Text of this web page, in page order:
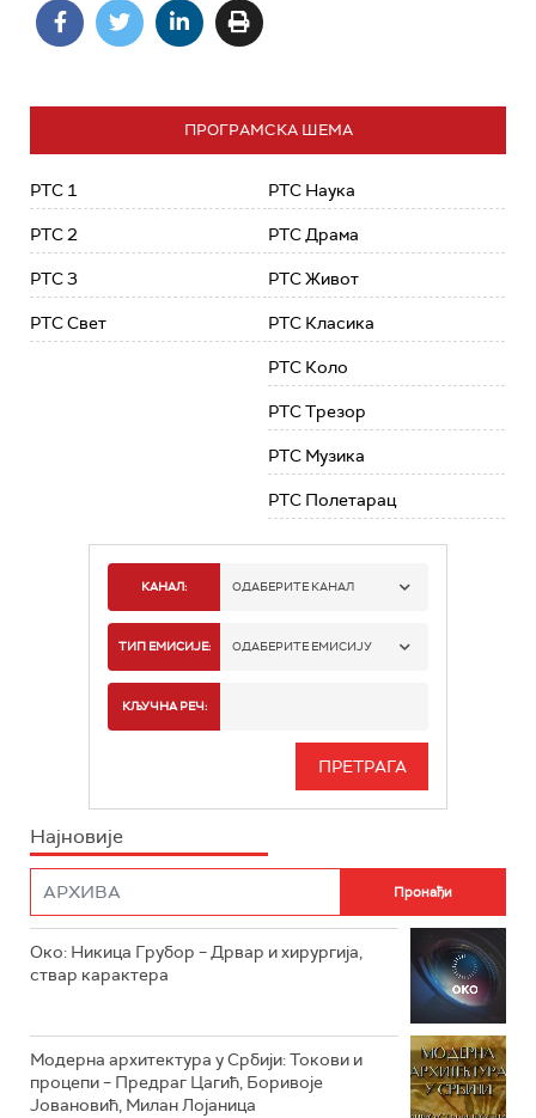
ПРОГРАМСКА ШЕМА
РТС 1
РТС 2
РТС 3
РТС Свет
РТС Наука
РТС Драма
РТС Живот
РТС Класика
РТС Коло
РТС Трезор
РТС Музика
РТС Полетарац
КАНАЛ: ОДАБЕРИТЕ КАНАЛ
РТС 1
РТС 3
РТС ЖИВОТ
РТС КОЛО
ТИП ЕМИСИЈЕ: ОДАБЕРИТЕ ЕМИСИЈУ
ИНФО
КЉУЧНА РЕЧ:
Најновије
Око: Никица Грубор – Дрвар и хирургија,
ствар карактера
Модерна архитектура у Србији: Токови и
процепи – Предраг Цагић, Боривоје
Јовановић, Милан Лојаница